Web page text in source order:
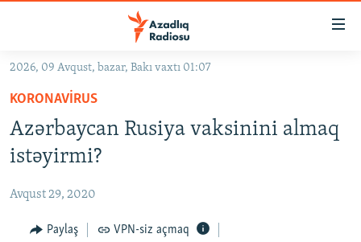
Əsas
qayıt
Əsas
naviqasiyaya
qayıt
#İZAHLA
KORRUPSIOMETR
#ƏSLINDƏ
FƏRQƏ BAX
QANUNI DOĞRU
2026, 09 Avqust, bazar, Bakı vaxtı 01:07
KORONAVIRUS
Azərbaycan Rusiya vaksinini almaq
istəyirmi?
Avqust 29, 2020
Paylaş VPN-siz açmaq